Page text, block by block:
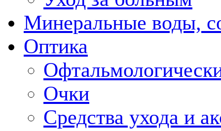
Минеральные воды,
Оптика
Очки
Средства ухода и